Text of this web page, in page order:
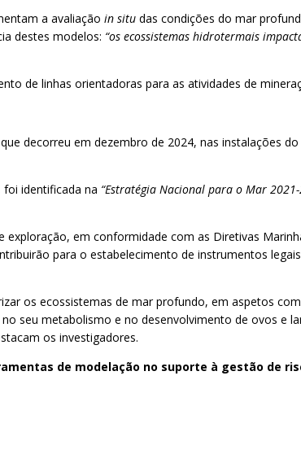
a avaliação in situ das condições do mar
destes modelos: “os ecossistemas hidrotermais
de linhas orientadoras para as atividades de
decorreu em dezembro de 2024, nas instalações
identificada na “Estratégia Nacional para o Mar 2021-
em conformidade com as Diretivas
para o estabelecimento de instrumentos
os ecossistemas de mar profundo, em aspetos
seu metabolismo e no desenvolvimento de ovos e
os investigadores.
de modelação no suporte à gestão de